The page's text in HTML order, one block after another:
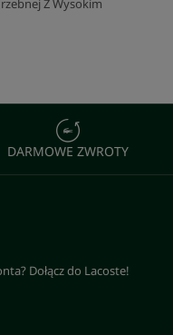
Z Wysokim
DARMOWE ZWROTY
Dołącz do Lacoste!